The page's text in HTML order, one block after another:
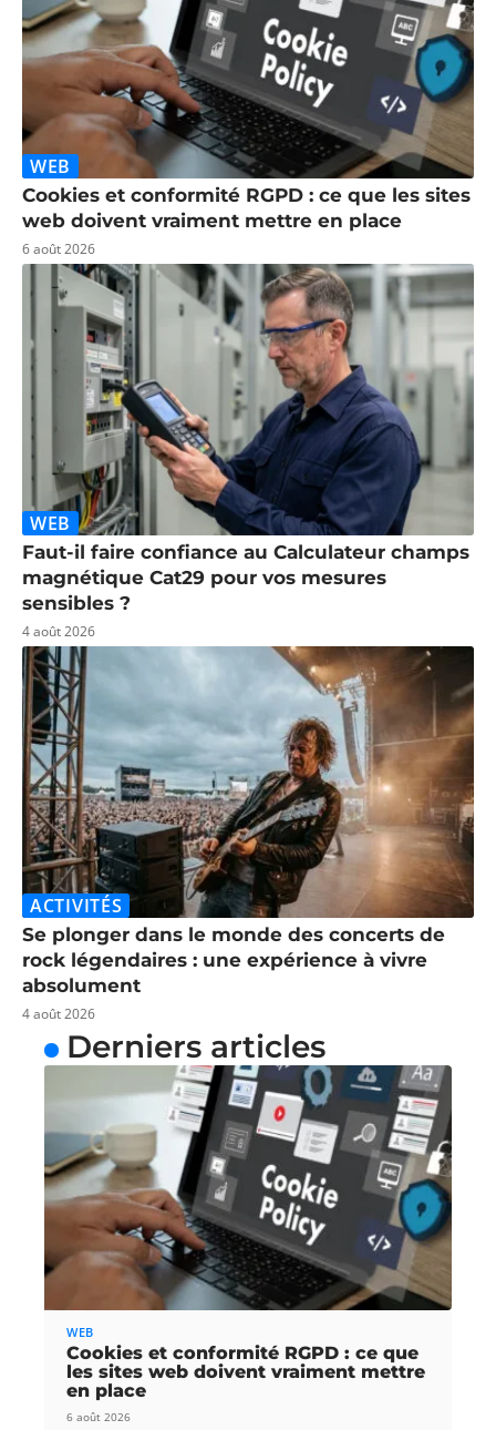
WEB
Cookies et conformité RGPD : ce que les sites
web doivent vraiment mettre en place
6 août 2026
WEB
Faut-il faire confiance au Calculateur champs
magnétique Cat29 pour vos mesures
sensibles ?
4 août 2026
ACTIVITÉS
Se plonger dans le monde des concerts de
rock légendaires : une expérience à vivre
absolument
4 août 2026
Derniers articles
WEB
Cookies et conformité RGPD : ce que
les sites web doivent vraiment mettre
en place
6 août 2026